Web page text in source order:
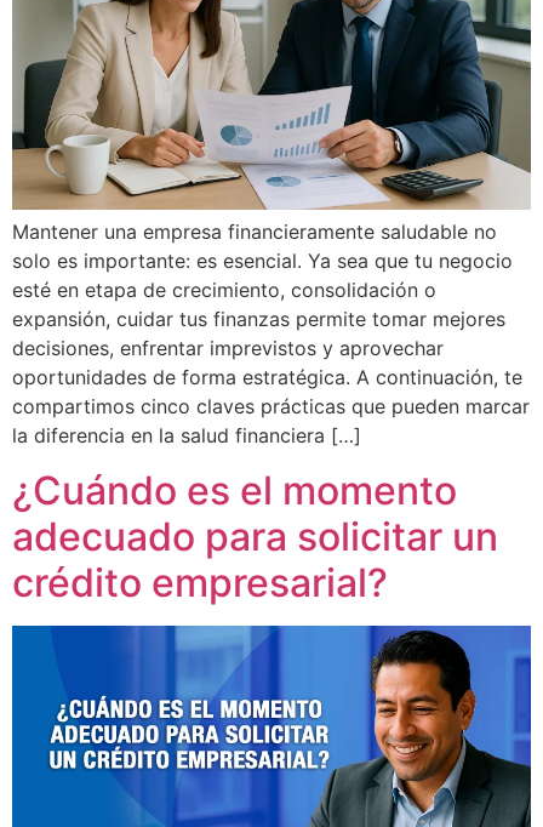
Mantener una empresa financieramente saludable no
solo es importante: es esencial. Ya sea que tu negocio
esté en etapa de crecimiento, consolidación o
expansión, cuidar tus finanzas permite tomar mejores
decisiones, enfrentar imprevistos y aprovechar
oportunidades de forma estratégica. A continuación, te
compartimos cinco claves prácticas que pueden marcar
la diferencia en la salud financiera […]
¿Cuándo es el momento
adecuado para solicitar un
crédito empresarial?